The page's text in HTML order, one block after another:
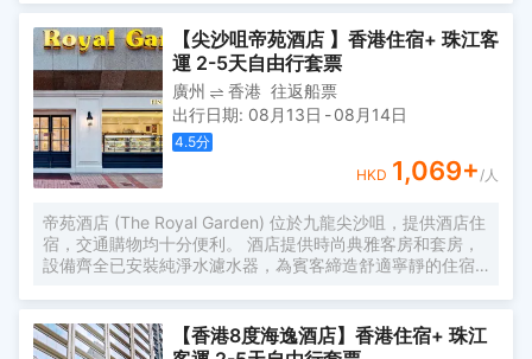
越，坐落九龍灣國際展貿中心旁，臨近觀塘海濱長廊，住客
可從酒店高層飽覽維多利亞港的壯麗景色，以及遠眺香港
島、啟德郵輪碼頭及鯉魚門的迷人夜景。 酒店樓高31層，提
供伍百餘間寬敞的現代時尚客房及套房，每間客房均配備高
速無線網絡及各種便利的客房設施。
【尖沙咀帝苑酒店 】香港住宿+ 珠江客
運 2-5天自由行套票
廣州 香港 往返船票
出行日期: 08月13日 -08月14日
4.5分
HKD 1,069+/人
帝苑酒店 (The Royal Garden) 位於九龍尖沙咀，提供酒店住
宿，交通購物均十分便利。 酒店提供時尚典雅客房和套房，
設備齊全已安裝純淨水濾水器，為賓客締造舒適寧靜的住宿
望部分維多利亞港和香港天際線美景。 帝苑酒店共有七間餐
廳及酒吧，賓客可在多間榮獲獎項的餐廳品嚐美膳佳餚。25
米天際恆温水底音樂泳池以地中海式設計深得賓客喜愛。酒
【香港8度海逸酒店】香港住宿+ 珠江